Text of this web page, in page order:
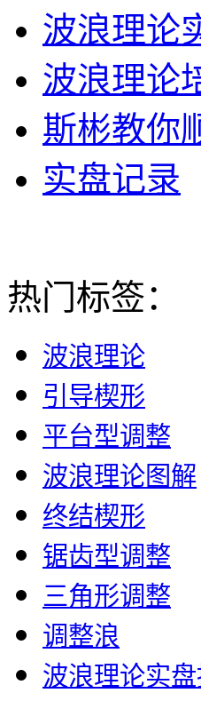
波浪理论
波浪理论
斯彬教你
实盘记录
热门标签：
波浪理论
引导楔形
平台型调整
波浪理论图解
终结楔形
锯齿型调整
三角形调整
调整浪
波浪理论实